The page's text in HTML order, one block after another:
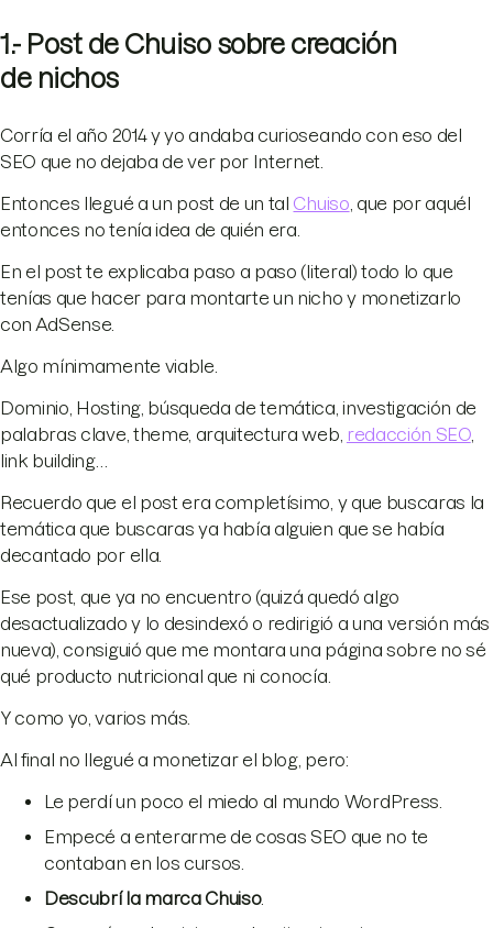
1.- Post de Chuiso sobre creación
de nichos
Corría el año 2014 y yo andaba curioseando con eso del
SEO que no dejaba de ver por Internet.
Entonces llegué a un post de un tal Chuiso , que por aquél
entonces no tenía idea de quién era.
En el post te explicaba paso a paso (literal) todo lo que
tenías que hacer para montarte un nicho y monetizarlo
con AdSense.
Algo mínimamente viable.
Dominio, Hosting, búsqueda de temática, investigación de
palabras clave, theme, arquitectura web, redacción SEO,
link building…
Recuerdo que el post era completísimo, y que buscaras la
temática que buscaras ya había alguien que se había
decantado por ella.
Ese post, que ya no encuentro (quizá quedó algo
desactualizado y lo desindexó o redirigió a una versión más
nueva), consiguió que me montara una página sobre no sé
qué producto nutricional que ni conocía.
Y como yo, varios más.
Al final no llegué a monetizar el blog, pero:
Le perdí un poco el miedo al mundo WordPress.
Empecé a enterarme de cosas SEO que no te
contaban en los cursos.
Descubrí la marca Chuiso.